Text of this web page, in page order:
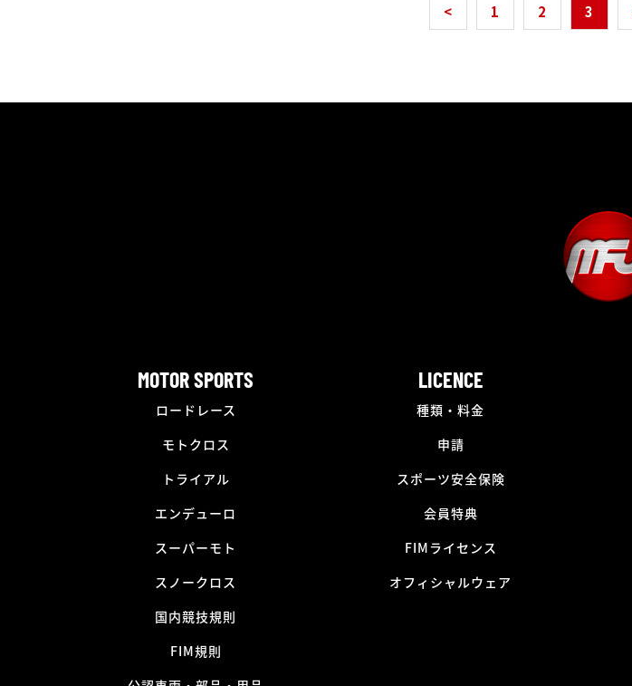
< 1 2 3
MOTOR SPORTS
ロードレース
モトクロス
トライアル
エンデューロ
スーパーモト
スノークロス
国内競技規則
FIM規則
LICENCE
種類・料金
申請
スポーツ安全保険
会員特典
FIMライセンス
オフィシャルウェア